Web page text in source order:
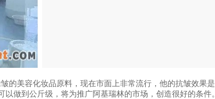
的美容化妆品原料，现在市面上非常流行，他的抗皱效果
做到公斤级，将为推广阿基瑞林的市场，创造很好的条件